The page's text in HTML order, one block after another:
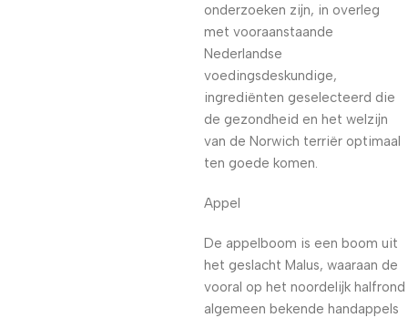
onderzoeken zijn, in overleg
met vooraanstaande
Nederlandse
voedingsdeskundige,
ingrediënten geselecteerd die
de gezondheid en het welzijn
van de Norwich terriër optimaal
ten goede komen.
Appel
De appelboom is een boom uit
het geslacht Malus, waaraan de
vooral op het noordelijk halfrond
algemeen bekende handappels